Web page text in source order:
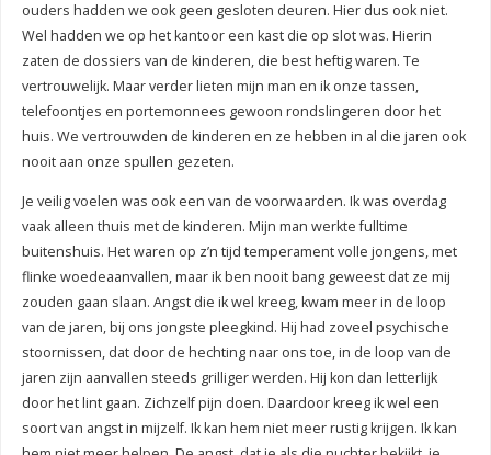
ouders hadden we ook geen gesloten deuren. Hier dus ook niet.
Wel hadden we op het kantoor een kast die op slot was. Hierin
zaten de dossiers van de kinderen, die best heftig waren. Te
vertrouwelijk. Maar verder lieten mijn man en ik onze tassen,
telefoontjes en portemonnees gewoon rondslingeren door het
huis. We vertrouwden de kinderen en ze hebben in al die jaren ook
nooit aan onze spullen gezeten.
Je veilig voelen was ook een van de voorwaarden. Ik was overdag
vaak alleen thuis met de kinderen. Mijn man werkte fulltime
buitenshuis. Het waren op z’n tijd temperament volle jongens, met
flinke woedeaanvallen, maar ik ben nooit bang geweest dat ze mij
zouden gaan slaan. Angst die ik wel kreeg, kwam meer in de loop
van de jaren, bij ons jongste pleegkind. Hij had zoveel psychische
stoornissen, dat door de hechting naar ons toe, in de loop van de
jaren zijn aanvallen steeds grilliger werden. Hij kon dan letterlijk
door het lint gaan. Zichzelf pijn doen. Daardoor kreeg ik wel een
soort van angst in mijzelf. Ik kan hem niet meer rustig krijgen. Ik kan